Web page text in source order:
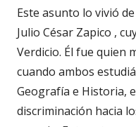
Este asunto lo vivió
Julio César Zapico ,
Verdicio. Él fue quien
cuando ambos
Geografía e Historia,
discriminación hacia